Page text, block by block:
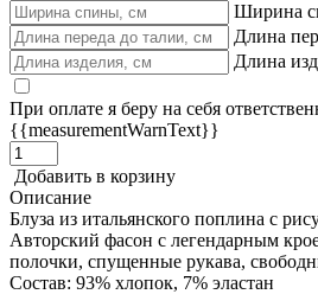
Ширина
Длина
Длина
При оплате я беру на себя
{{measurementWarnText}}
Добавить в корзину
Описание
Блуза из итальянского поплина с
Авторский фасон с легендарным
полочки, спущенные рукава,
Состав: 93% хлопок, 7% эластан